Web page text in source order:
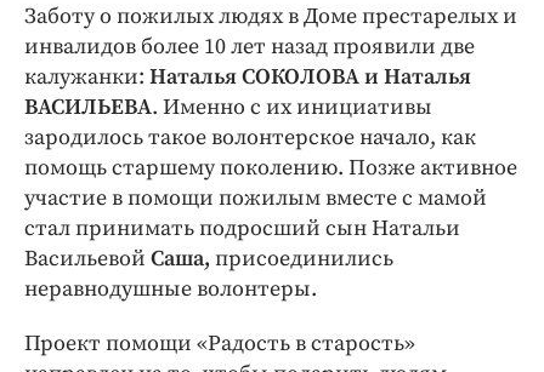
Заботу о пожилых людях в Доме престарелых и
инвалидов более 10 лет назад проявили две
калужанки: Наталья СОКОЛОВА и Наталья
ВАСИЛЬЕВА. Именно с их инициативы
зародилось такое волонтерское начало, как
помощь старшему поколению. Позже активное
участие в помощи пожилым вместе с мамой
стал принимать подросший сын Натальи
Васильевой Саша, присоединились
неравнодушные волонтеры.
Проект помощи «Радость в старость»